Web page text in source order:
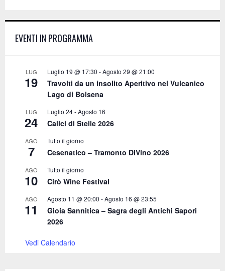
o
EVENTI IN PROGRAMMA
LUG
19
Luglio 19 @ 17:30 -Agosto 29 @ 21:00
Travolti da un insolito Aperitivo nel Vulcanico
Lago di Bolsena
LUG
24
Luglio 24-Agosto 16
Calici di Stelle 2026
AGO
7
Tutto il giorno
Cesenatico – Tramonto DiVino 2026
AGO
10
Tutto il giorno
Cirò Wine Festival
AGO
11
Agosto 11 @ 20:00 -Agosto 16 @ 23:55
Gioia Sannitica – Sagra degli Antichi Sapori
2026
Vedi Calendario